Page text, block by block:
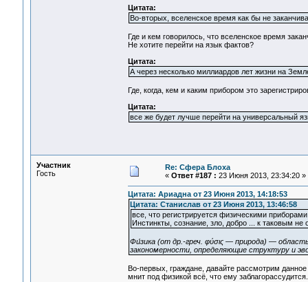
Цитата:
Во-вторых, вселенское время как бы не
Где и кем говорилось, что вселенское время
Не хотите перейти на язык фактов?
Цитата:
А через несколько миллиардов лет жизни на
Где, когда, кем и каким прибором это
Цитата:
все же будет лучше перейти на универсальный
Участник
Гость
Re: Сфера Блоха
« Ответ #187 : 23 Июня 2013, 23:34:20 »
Цитата: Ариадна от 23 Июня 2013, 14:18:53
Цитата: Станислав от 23 Июня 2013, 13:46:58
все, что регистрируется физическими
Инстинкты, сознание, зло, добро ... к таковым не
Фи́зика (от др.-греч. φύσις — природа) —
закономерности, определяющие структуру и
Во-первых, граждане, давайте рассмотрим
мнит под физикой всё, что ему